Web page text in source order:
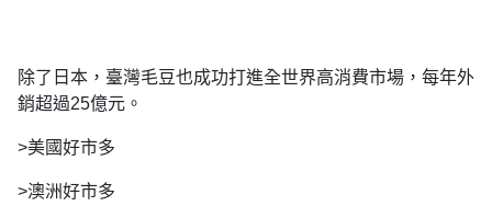
除了日本，臺灣毛豆也成功打進全世界高消費市場，每年外
銷超過25億元。
>美國好市多
>澳洲好市多